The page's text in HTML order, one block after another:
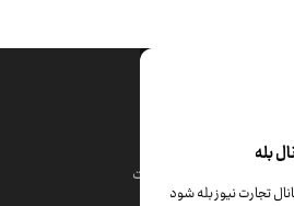
بله
تجارت نیوز بله شود
قیمت درهم امارات